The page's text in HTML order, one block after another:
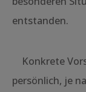
entstanden.
Konkrete
persönlich, je